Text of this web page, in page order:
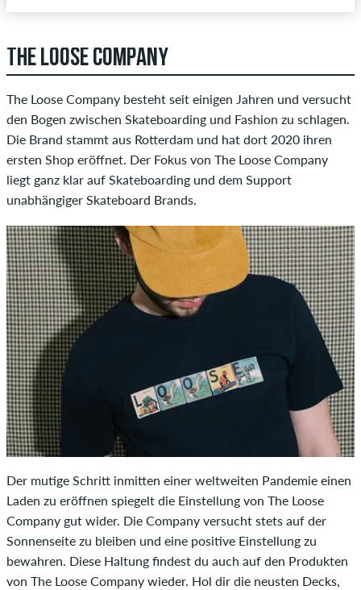
THE LOOSE COMPANY
The Loose Company besteht seit einigen Jahren und versucht
den Bogen zwischen Skateboarding und Fashion zu schlagen.
Die Brand stammt aus Rotterdam und hat dort 2020 ihren
ersten Shop eröffnet. Der Fokus von The Loose Company
liegt ganz klar auf Skateboarding und dem Support
unabhängiger Skateboard Brands.
Der mutige Schritt inmitten einer weltweiten Pandemie einen
Laden zu eröffnen spiegelt die Einstellung von The Loose
Company gut wider. Die Company versucht stets auf der
Sonnenseite zu bleiben und eine positive Einstellung zu
bewahren. Diese Haltung findest du auch auf den Produkten
von The Loose Company wieder. Hol dir die neusten Decks,